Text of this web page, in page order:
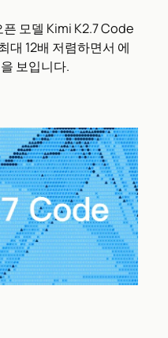
모델 Kimi K2.7 Code
대 12배 저렴하면서 에
보입니다.